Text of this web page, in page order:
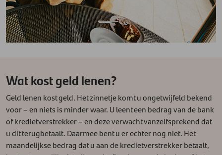
Wat kost geld lenen?
Geld lenen kost geld. Het zinnetje komt u ongetwijfeld bekend
voor – en niets is minder waar. U leent een bedrag van de bank
of kredietverstrekker – en deze verwacht vanzelfsprekend dat
u dit terugbetaalt. Daarmee bent u er echter nog niet. Het
maandelijkse bedrag dat u aan de kredietverstrekker betaalt,